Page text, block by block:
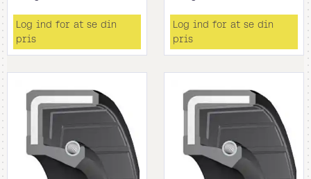
Log ind for at se din
pris
Log ind for at se din
pris